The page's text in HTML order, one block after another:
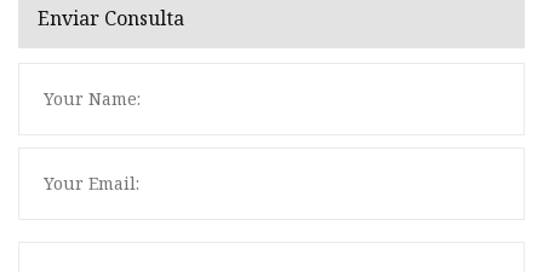
Enviar Consulta